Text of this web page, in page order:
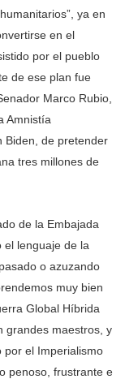
ya en
en el
por el pueblo
de ese plan fue
Marco Rubio,
Amnistía
Biden, de pretender
tres millones de
de la Embajada
el lenguaje de la
o azuzando
muy bien
Global Híbrida
grandes maestros, y
por el Imperialismo
penoso, frustrante e